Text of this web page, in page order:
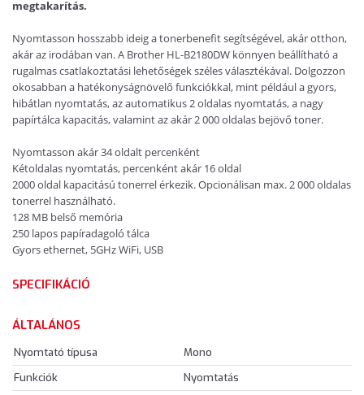
megtakarítás.
Nyomtasson hosszabb ideig a tonerbenefit segítségével, akár otthon,
akár az irodában van. A Brother HL-B2180DW könnyen beállítható a
rugalmas csatlakoztatási lehetőségek széles választékával. Dolgozzon
okosabban a hatékonyságnövelő funkciókkal, mint például a gyors,
hibátlan nyomtatás, az automatikus 2 oldalas nyomtatás, a nagy
papírtálca kapacitás, valamint az akár 2 000 oldalas bejövő toner.
Nyomtasson akár 34 oldalt percenként
Kétoldalas nyomtatás, percenként akár 16 oldal
2000 oldal kapacitású tonerrel érkezik. Opcionálisan max. 2 000 oldalas
tonerrel használható.
128 MB belső memória
250 lapos papíradagoló tálca
Gyors ethernet, 5GHz WiFi, USB
SPECIFIKÁCIÓ
ÁLTALÁNOS
Nyomtató típusa
Mono
Funkciók
Nyomtatás